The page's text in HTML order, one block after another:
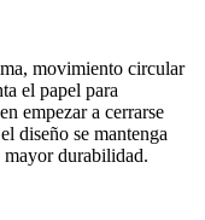
movimiento circular
el papel para
empezar a cerrarse
diseño se mantenga
mayor durabilidad.